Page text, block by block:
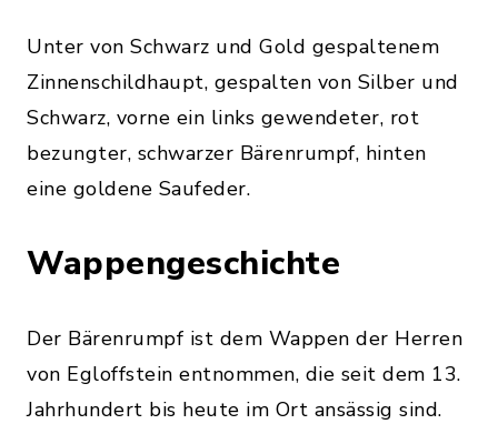
Unter von Schwarz und Gold gespaltenem
Zinnenschildhaupt, gespalten von Silber und
Schwarz, vorne ein links gewendeter, rot
bezungter, schwarzer Bärenrumpf, hinten
eine goldene Saufeder.
Wappengeschichte
Der Bärenrumpf ist dem Wappen der Herren
von Egloffstein entnommen, die seit dem 13.
Jahrhundert bis heute im Ort ansässig sind.